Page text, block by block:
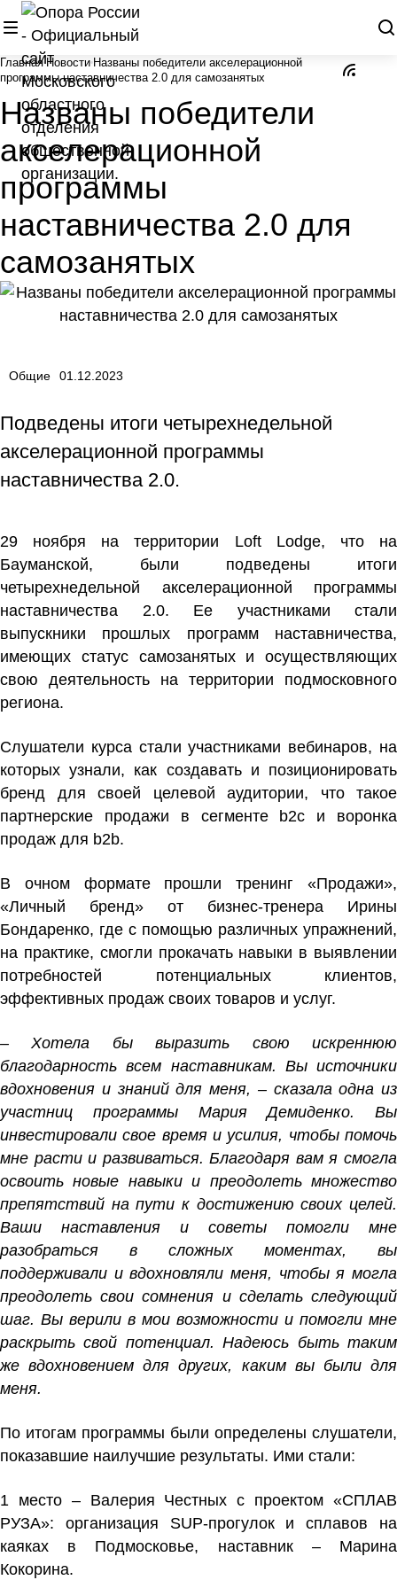
Главная Новости Названы победители акселерационной
программы наставничества 2.0 для самозанятых
Названы победители
акселерационной
программы
наставничества 2.0 для
самозанятых
Общие 01.12.2023
Подведены итоги четырехнедельной
акселерационной программы
наставничества 2.0.
29 ноября на территории Loft Lodge, что на
Бауманской, были подведены итоги
четырехнедельной акселерационной программы
наставничества 2.0. Ее участниками стали
выпускники прошлых программ наставничества,
имеющих статус самозанятых и осуществляющих
свою деятельность на территории подмосковного
региона.
Слушатели курса стали участниками вебинаров, на
которых узнали, как создавать и позиционировать
бренд для своей целевой аудитории, что такое
партнерские продажи в сегменте b2c и воронка
продаж для b2b.
В очном формате прошли тренинг «Продажи»,
«Личный бренд» от бизнес-тренера Ирины
Бондаренко, где с помощью различных упражнений,
на практике, смогли прокачать навыки в выявлении
потребностей потенциальных клиентов,
эффективных продаж своих товаров и услуг.
– Хотела бы выразить свою искреннюю
благодарность всем наставникам. Вы источники
вдохновения и знаний для меня, – сказала одна из
участниц программы Мария Демиденко. Вы
инвестировали свое время и усилия, чтобы помочь
мне расти и развиваться. Благодаря вам я смогла
освоить новые навыки и преодолеть множество
препятствий на пути к достижению своих целей.
Ваши наставления и советы помогли мне
разобраться в сложных моментах, вы
поддерживали и вдохновляли меня, чтобы я могла
преодолеть свои сомнения и сделать следующий
шаг. Вы верили в мои возможности и помогли мне
раскрыть свой потенциал. Надеюсь быть таким
же вдохновением для других, каким вы были для
меня.
По итогам программы были определены слушатели,
показавшие наилучшие результаты. Ими стали:
1 место – Валерия Честных с проектом «СПЛАВ
РУЗА»: организация SUP-прогулок и сплавов на
каяках в Подмосковье, наставник – Марина
Кокорина.